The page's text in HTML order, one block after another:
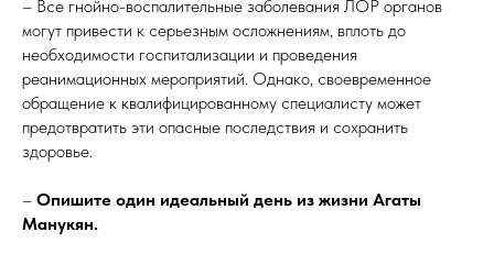
– Все гнойно-воспалительные заболевания ЛОР органов
могут привести к серьезным осложнениям, вплоть до
необходимости госпитализации и проведения
реанимационных мероприятий. Однако, своевременное
обращение к квалифицированному специалисту может
предотвратить эти опасные последствия и сохранить
здоровье.
– Опишите один идеальный день из жизни Агаты
Манукян.